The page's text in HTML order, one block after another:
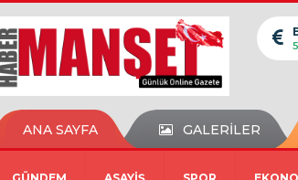
ANA SAYFA GALERİLER